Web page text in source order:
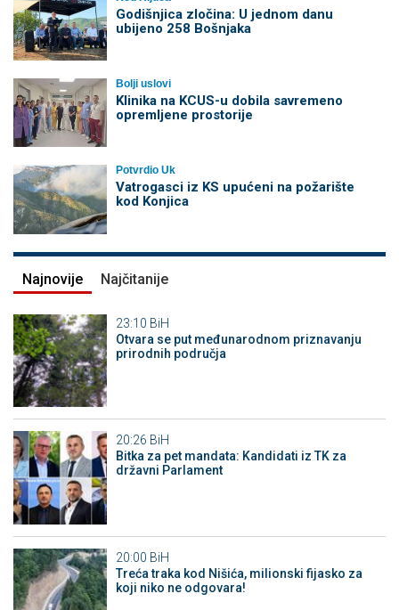
Godišnjica zločina: U jednom danu
ubijeno 258 Bošnjaka
Bolji uslovi
Klinika na KCUS-u dobila savremeno
opremljene prostorije
Potvrdio Uk
Vatrogasci iz KS upućeni na požarište
kod Konjica
Najnovije Najčitanije
23:10 BiH
Otvara se put međunarodnom priznavanju
prirodnih područja
20:26 BiH
Bitka za pet mandata: Kandidati iz TK za
državni Parlament
20:00 BiH
Treća traka kod Nišića, milionski fijasko za
koji niko ne odgovara!